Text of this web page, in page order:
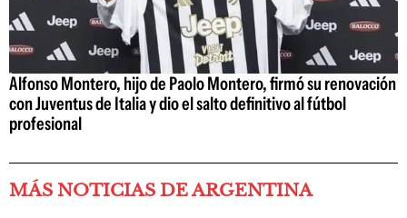
Alfonso Montero, hijo de Paolo Montero, firmó su renovación
con Juventus de Italia y dio el salto definitivo al fútbol
profesional
MÁS NOTICIAS DE ARGENTINA